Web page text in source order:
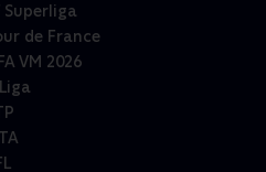
Superliga
de France
VM 2026